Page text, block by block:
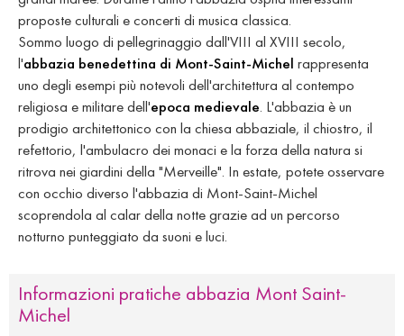
proposte culturali e concerti di musica classica.
Sommo luogo di pellegrinaggio dall'VIII al XVIII secolo,
l'abbazia benedettina di Mont-Saint-Michel rappresenta
uno degli esempi più notevoli dell'architettura al contempo
religiosa e militare dell'epoca medievale. L'abbazia è un
prodigio architettonico con la chiesa abbaziale, il chiostro, il
refettorio, l'ambulacro dei monaci e la forza della natura si
ritrova nei giardini della "Merveille". In estate, potete osservare
con occhio diverso l'abbazia di Mont-Saint-Michel
scoprendola al calar della notte grazie ad un percorso
notturno punteggiato da suoni e luci.
Informazioni pratiche abbazia Mont Saint-
Michel